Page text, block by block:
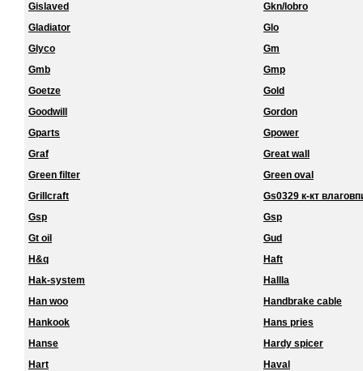
Gislaved
Gkn/lobro
Gladiator
Glo
Glyco
Gm
Gmb
Gmp
Goetze
Gold
Goodwill
Gordon
Gparts
Gpower
Graf
Great wall
Green filter
Green oval
Grillcraft
Gs0329 к-кт
Gsp
Gsp
Gt oil
Gud
H&q
Haft
Hak-system
Hallla
Han woo
Handbrake cable
Hankook
Hans pries
Hanse
Hardy spicer
Hart
Haval